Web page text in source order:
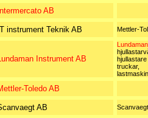
Intermercato AB
IT instrument Teknik AB Mettler-
Instrument AB
Lundaman
truckar,
Toledo AB
AB